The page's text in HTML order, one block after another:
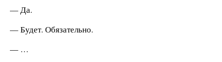
— Да.
— Будет. Обязательно.
— …